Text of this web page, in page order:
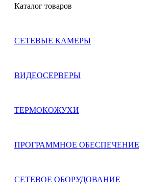
Каталог товаров
СЕТЕВЫЕ КАМЕРЫ
ВИДЕОСЕРВЕРЫ
ТЕРМОКОЖУХИ
ПРОГРАММНОЕ ОБЕСПЕЧЕНИЕ
СЕТЕВОЕ ОБОРУДОВАНИЕ